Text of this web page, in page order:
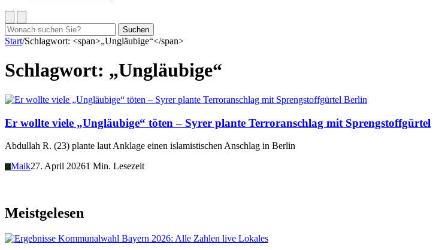
Suchen
nach:
Suchen
Start/Schlagwort: <span>„Ungläubige“</span>
Schlagwort: „Ungläubige“
Berlin
Er wollte viele „Ungläubige“ töten – Syrer plante Terroranschlag mit Sprengstoffgürtel
Abdullah R. (23) plante laut Anklage einen islamistischen Anschlag in Berlin
M Maik27. April 20261 Min. Lesezeit
Meistgelesen
Lokales